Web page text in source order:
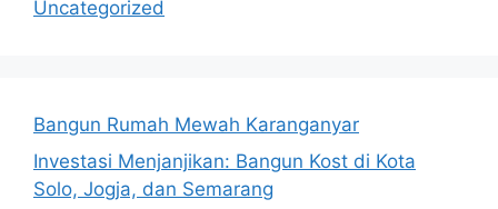
Uncategorized
Bangun Rumah Mewah Karanganyar
Investasi Menjanjikan: Bangun Kost di Kota
Solo, Jogja, dan Semarang